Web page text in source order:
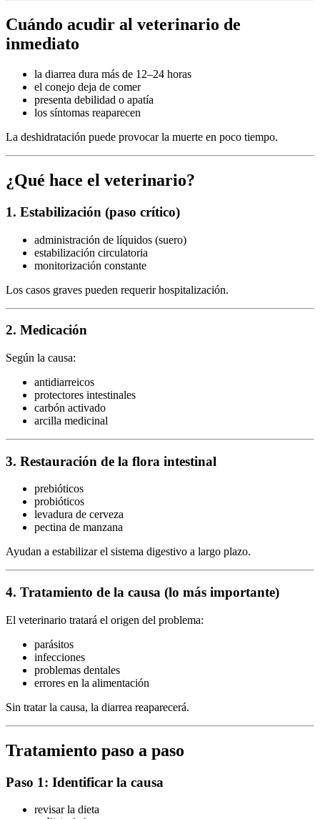
Cuándo acudir al veterinario de
inmediato
la diarrea dura más de 12–24 horas
el conejo deja de comer
presenta debilidad o apatía
los síntomas reaparecen
La deshidratación puede provocar la muerte en poco tiempo.
¿Qué hace el veterinario?
1. Estabilización (paso crítico)
administración de líquidos (suero)
estabilización circulatoria
monitorización constante
Los casos graves pueden requerir hospitalización.
2. Medicación
Según la causa:
antidiarreicos
protectores intestinales
carbón activado
arcilla medicinal
3. Restauración de la flora intestinal
prebióticos
probióticos
levadura de cerveza
pectina de manzana
Ayudan a estabilizar el sistema digestivo a largo plazo.
4. Tratamiento de la causa (lo más importante)
El veterinario tratará el origen del problema:
parásitos
infecciones
problemas dentales
errores en la alimentación
Sin tratar la causa, la diarrea reaparecerá.
Tratamiento paso a paso
Paso 1: Identificar la causa
revisar la dieta